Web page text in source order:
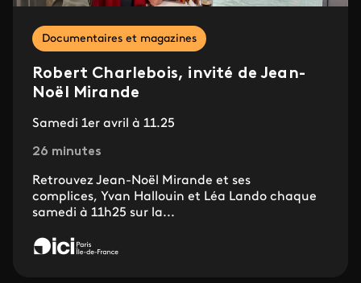
Documentaires et magazines
Robert Charlebois, invité de Jean-
Noël Mirande
Samedi 1er avril à 11.25
26 minutes
Retrouvez Jean-Noël Mirande et ses
complices, Yvan Hallouin et Léa Lando chaque
samedi à 11h25 sur la...